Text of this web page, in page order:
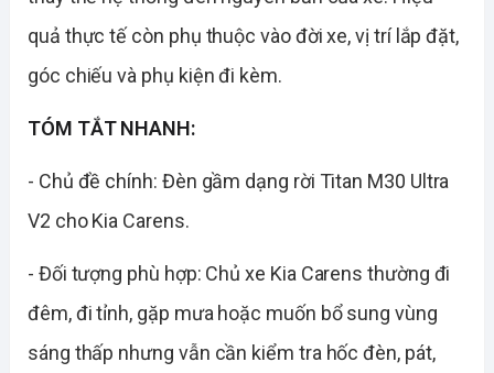
quả thực tế còn phụ thuộc vào đời xe, vị trí lắp đặt,
góc chiếu và phụ kiện đi kèm.
TÓM TẮT NHANH:
- Chủ đề chính: Đèn gầm dạng rời Titan M30 Ultra
V2 cho Kia Carens.
- Đối tượng phù hợp: Chủ xe Kia Carens thường đi
đêm, đi tỉnh, gặp mưa hoặc muốn bổ sung vùng
sáng thấp nhưng vẫn cần kiểm tra hốc đèn, pát,